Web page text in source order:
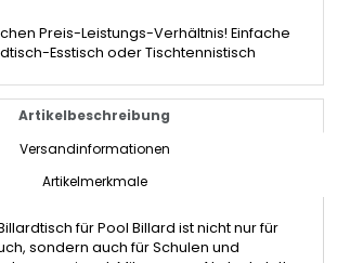
Preis-Leistungs-Verhältnis! Einfache
Esstisch oder Tischtennistisch
Artikelbeschreibung
Versandinformationen
Artikelmerkmale
für Pool Billard ist nicht nur für
sondern auch für Schulen und